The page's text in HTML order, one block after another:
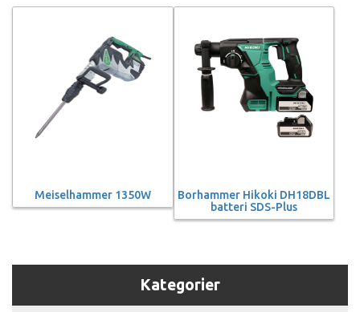
Meiselhammer 1350W
Borhammer Hikoki DH18DBL
batteri SDS-Plus
Kategorier